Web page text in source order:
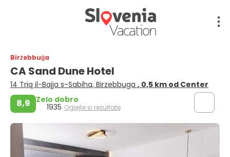
Birżebbuġa
CA Sand Dune Hotel
14 Triq il-Bajja s-Sabiha, Birzebbuga , 0,5 km od Center
8,9 Zelo dobro
1935 Oglejte si rezultate